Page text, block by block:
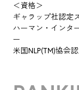
＜資格＞
ギャラップ社認定
ハーマン・インタ
ー
米国NLP(TM)協会